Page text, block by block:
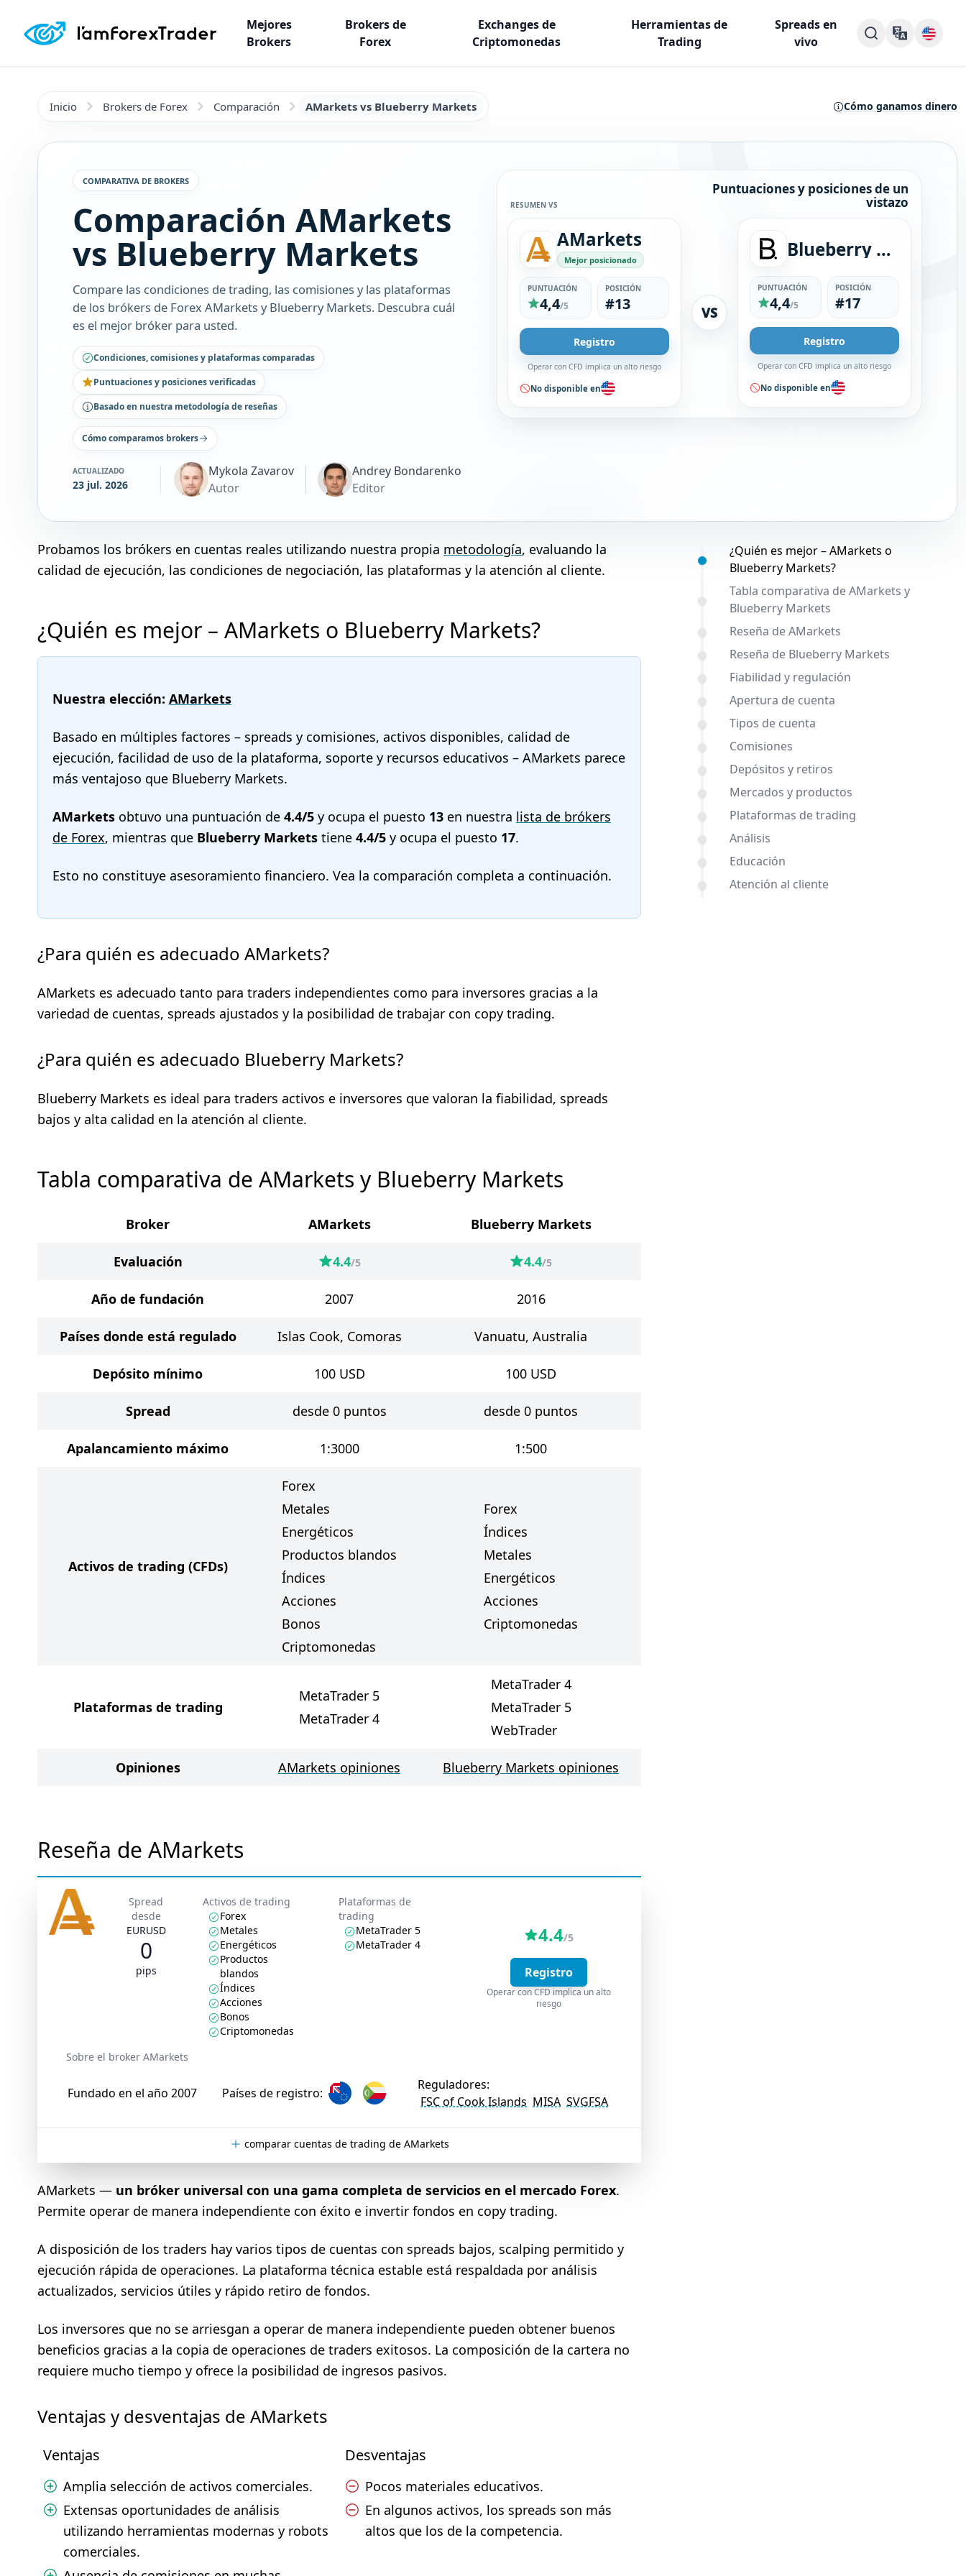
Mejores
Brokers
Brokers de
Forex
Exchanges de
Criptomonedas
Herramientas de
Trading
Spreads en
vivo
Inicio Brokers de Forex Comparación AMarkets vs Blueberry Markets Cómo ganamos dinero
COMPARATIVA DE BROKERS
Comparación AMarkets
vs Blueberry Markets
Compare las condiciones de trading, las comisiones y las plataformas
de los brókers de Forex AMarkets y Blueberry Markets. Descubra cuál
es el mejor bróker para usted.
RESUMEN VS
Puntuaciones y posiciones de un
vistazo
AMarkets
Mejor posicionado
PUNTUACIÓN
4,4/5
POSICIÓN
#13
Registro
Operar con CFD implica un alto riesgo
No disponible en
VS
Blueberry Markets
PUNTUACIÓN
4,4/5
POSICIÓN
#17
Registro
Operar con CFD implica un alto riesgo
No disponible en
Condiciones, comisiones y plataformas comparadas
Puntuaciones y posiciones verificadas
Basado en nuestra metodología de reseñas
Cómo comparamos brokers
ACTUALIZADO
23 jul. 2026
Mykola Zavarov
Autor
Andrey Bondarenko
Editor
¿Quién es mejor – AMarkets o
Blueberry Markets?
Tabla comparativa de AMarkets y
Blueberry Markets
Reseña de AMarkets
Reseña de Blueberry Markets
Fiabilidad y regulación
Apertura de cuenta
Tipos de cuenta
Comisiones
Depósitos y retiros
Mercados y productos
Plataformas de trading
Análisis
Educación
Atención al cliente
Probamos los brókers en cuentas reales utilizando nuestra propia metodología, evaluando la
calidad de ejecución, las condiciones de negociación, las plataformas y la atención al cliente.
¿Quién es mejor – AMarkets o Blueberry Markets?
Nuestra elección: AMarkets
Basado en múltiples factores – spreads y comisiones, activos disponibles, calidad de
ejecución, facilidad de uso de la plataforma, soporte y recursos educativos – AMarkets parece
más ventajoso que Blueberry Markets.
AMarkets obtuvo una puntuación de 4.4/5 y ocupa el puesto 13 en nuestra lista de brókers
de Forex, mientras que Blueberry Markets tiene 4.4/5 y ocupa el puesto 17.
Esto no constituye asesoramiento financiero. Vea la comparación completa a continuación.
¿Para quién es adecuado AMarkets?
AMarkets es adecuado tanto para traders independientes como para inversores gracias a la
variedad de cuentas, spreads ajustados y la posibilidad de trabajar con copy trading.
¿Para quién es adecuado Blueberry Markets?
Blueberry Markets es ideal para traders activos e inversores que valoran la fiabilidad, spreads
bajos y alta calidad en la atención al cliente.
Tabla comparativa de AMarkets y Blueberry Markets
Broker AMarkets Blueberry Markets
Evaluación 4.4/5 4.4/5
Año de fundación 2007 2016
Países donde está regulado Islas Cook, Comoras Vanuatu, Australia
Depósito mínimo 100 USD 100 USD
Spread desde 0 puntos desde 0 puntos
Apalancamiento máximo 1:3000 1:500
Activos de trading (CFDs)
Forex
Metales
Energéticos
Productos blandos
Índices
Acciones
Bonos
Criptomonedas
Forex
Índices
Metales
Energéticos
Acciones
Criptomonedas
Plataformas de trading
MetaTrader 5
MetaTrader 4
MetaTrader 4
MetaTrader 5
WebTrader
Opiniones AMarkets opiniones Blueberry Markets opiniones
Reseña de AMarkets
Spread
desde
EURUSD
0
pips
Activos de trading
Forex
Metales
Energéticos
Productos
blandos
Índices
Acciones
Bonos
Criptomonedas
Plataformas de
trading
MetaTrader 5
MetaTrader 4
4.4/5
Registro
Operar con CFD implica un alto
riesgo
Sobre el broker AMarkets
Fundado en el año 2007 Países de registro:
Reguladores:
FSC of Cook Islands MISA SVGFSA
comparar cuentas de trading de AMarkets
AMarkets — un bróker universal con una gama completa de servicios en el mercado Forex.
Permite operar de manera independiente con éxito e invertir fondos en copy trading.
A disposición de los traders hay varios tipos de cuentas con spreads bajos, scalping permitido y
ejecución rápida de operaciones. La plataforma técnica estable está respaldada por análisis
actualizados, servicios útiles y rápido retiro de fondos.
Los inversores que no se arriesgan a operar de manera independiente pueden obtener buenos
beneficios gracias a la copia de operaciones de traders exitosos. La composición de la cartera no
requiere mucho tiempo y ofrece la posibilidad de ingresos pasivos.
Ventajas y desventajas de AMarkets
Ventajas
Amplia selección de activos comerciales.
Extensas oportunidades de análisis
utilizando herramientas modernas y robots
comerciales.
Desventajas
Pocos materiales educativos.
En algunos activos, los spreads son más
altos que los de la competencia.